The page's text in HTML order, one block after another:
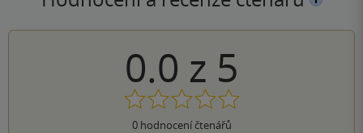
0.0 z 5
0hodnocení čtenářů